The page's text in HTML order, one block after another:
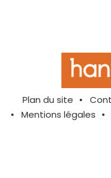
Plan du site
Mentions légales